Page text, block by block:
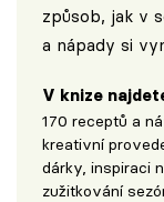
způsob, jak v
a nápady si
V knize
170 receptů a
kreativní
dárky, inspiraci
zužitkování